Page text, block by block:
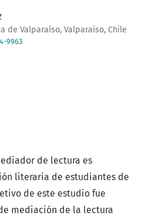
de Valparaíso, Valparaíso, Chile
9963
de lectura es
literaria de estudiantes de
de este estudio fue
mediación de la lectura